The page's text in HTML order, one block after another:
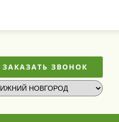
ЗАКАЗАТЬ ЗВОНОК